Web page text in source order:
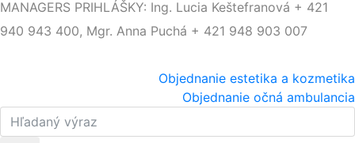
MANAGERS PRIHLÁŠKY: Ing. Lucia Keštefranová + 421
940 943 400, Mgr. Anna Puchá + 421 948 903 007
Objednanie estetika a kozmetika
Objednanie očná ambulancia